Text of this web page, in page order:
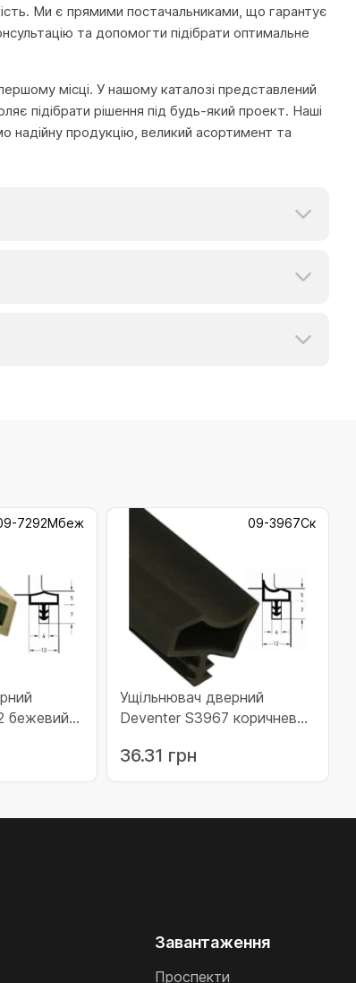
Ми є прямими постачальниками, що гарантує
та допомогти підібрати оптимальне
місці. У нашому каталозі представлений
підібрати рішення під будь-який проект. Наші
продукцію, великий асортимент та
7292Мбеж
бежевий
09-3967Ск
Ущільнювач дверний
Deventer S3967 коричневий
36.31 грн
Завантаження
Проспекти